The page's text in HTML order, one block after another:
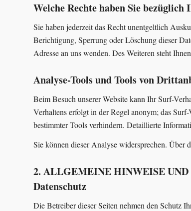
Welche Rechte haben Sie bezüglich
Sie haben jederzeit das Recht unentgeltlich
Berichtigung, Sperrung oder Löschung dieser
Adresse an uns wenden. Des Weiteren steht
Analyse-Tools und Tools von
Beim Besuch unserer Website kann Ihr Surf-
Verhaltens erfolgt in der Regel anonym; das
bestimmter Tools verhindern. Detaillierte
Sie können dieser Analyse widersprechen. Über
2. ALLGEMEINE HINWEISE
Datenschutz
Die Betreiber dieser Seiten nehmen den Schutz